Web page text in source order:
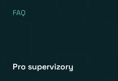
FAQ
Pro supervizory